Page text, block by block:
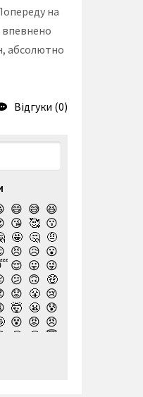
на
впевнено
абсолютно
Відгуки (0)
😄 😅 😆
😘 🥰 😗
🤩 🤔 🤨
😣 😥 😮
😌 😛 😜
😕 🙃 🤑
😟 😤 😢
🤯 😬 😰
😵 😡 😠
🤮 🤧 😇